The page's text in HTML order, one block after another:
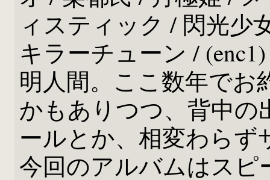
ィスティック / 閃光少
キラーチューン /
明人間。ここ数年で
かもありつつ、背中
ールとか、相変わら
今回のアルバムはス